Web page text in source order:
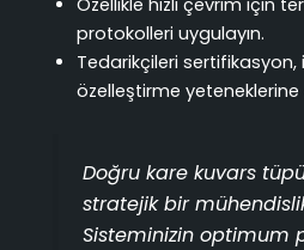
protokolleri uygulayın.
Tedarikçileri sertifikasyon,
özelleştirme
Doğru kare kuvars
stratejik bir
Sisteminizin optimum